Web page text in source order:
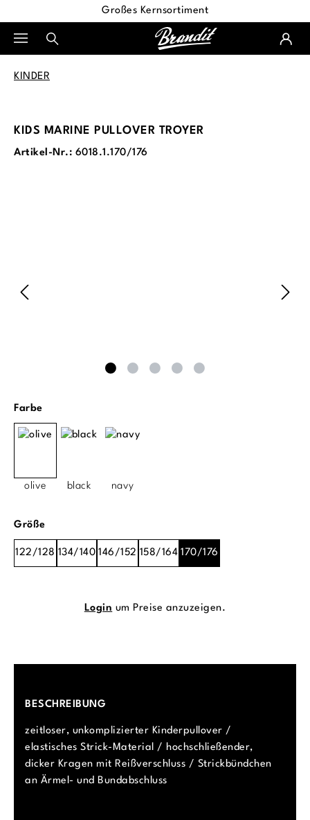
Großes Kernsortiment
KINDER
KIDS MARINE PULLOVER TROYER
Artikel-Nr.: 6018.1.170/176
Farbeauswählen
olive black navy
Größeauswählen
122/128 134/140 146/152 158/164 170/176
Login um Preise anzuzeigen.
BESCHREIBUNG
zeitloser, unkomplizierter Kinderpullover /
elastisches Strick-Material / hochschließender,
dicker Kragen mit Reißverschluss / Strickbündchen
an Ärmel- und Bundabschluss